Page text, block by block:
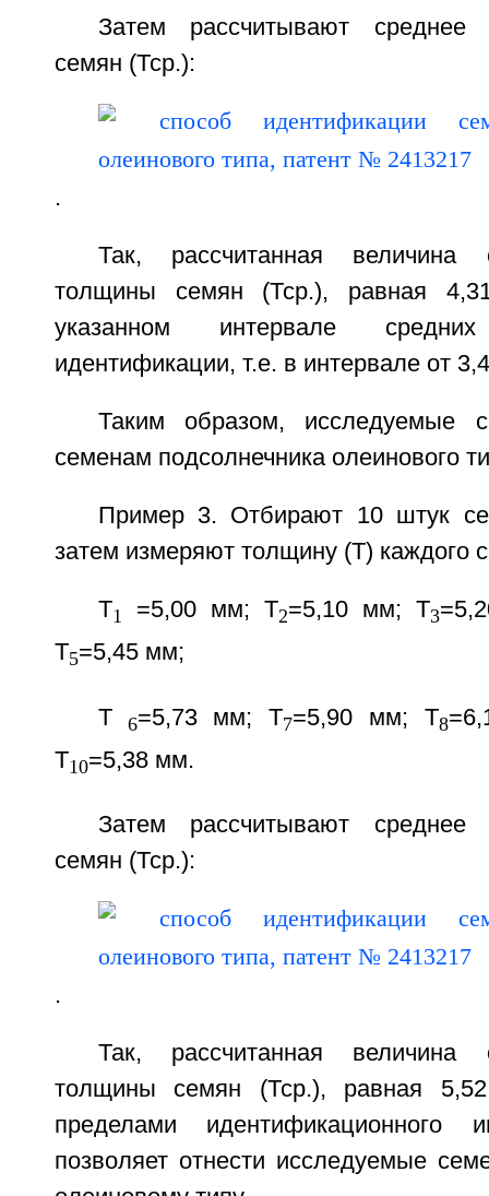
Затем рассчитывают среднее
семян (Тср.):
.
Так, рассчитанная величина
толщины семян (Тср.), равная
указанном интервале
идентификации, т.е. в интервале от
Таким образом, исследуемые
семенам подсолнечника олеинового
Пример 3. Отбирают 10 штук
затем измеряют толщину (Т) каждого
Т1 =5,00 мм; Т2=5,10 мм; Т3
Т5=5,45 мм;
Т 6=5,73 мм; Т7=5,90 мм; T8
Т10=5,38 мм.
Затем рассчитывают среднее
семян (Тср.):
.
Так, рассчитанная величина
толщины семян (Тср.), равная
пределами идентификационного
позволяет отнести исследуемые